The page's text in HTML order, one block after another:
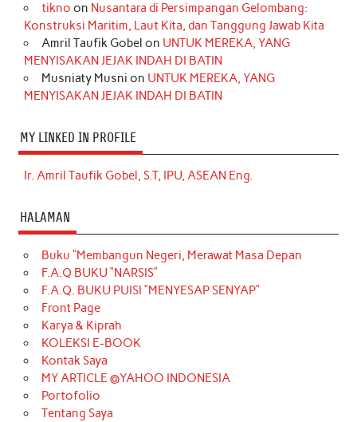
tikno on Nusantara di Persimpangan Gelombang:
Konstruksi Maritim, Laut Kita, dan Tanggung Jawab Kita
Amril Taufik Gobel on UNTUK MEREKA, YANG
MENYISAKAN JEJAK INDAH DI BATIN
Musniaty Musni on UNTUK MEREKA, YANG
MENYISAKAN JEJAK INDAH DI BATIN
MY LINKED IN PROFILE
Ir. Amril Taufik Gobel, S.T, IPU, ASEAN Eng.
HALAMAN
Buku “Membangun Negeri, Merawat Masa Depan
F.A.Q BUKU “NARSIS”
F.A.Q. BUKU PUISI “MENYESAP SENYAP”
Front Page
Karya & Kiprah
KOLEKSI E-BOOK
Kontak Saya
MY ARTICLE @YAHOO INDONESIA
Portofolio
Tentang Saya